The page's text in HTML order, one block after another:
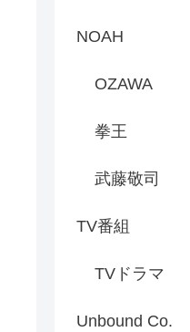
NOAH
OZAWA
拳王
武藤敬司
TV番組
TVドラマ
Unbound Co.